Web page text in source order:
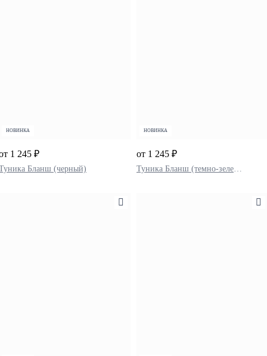
НОВИНКА
Бланш (черный)
1 245 ₽
НОВИНКА
от 1 245 ₽